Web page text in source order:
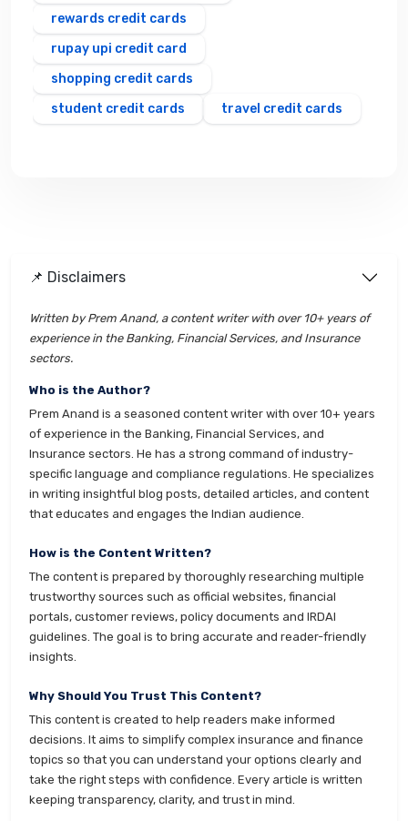
rewards credit cards
rupay upi credit card
shopping credit cards
student credit cards
travel credit cards
📌 Disclaimers
Written by Prem Anand, a content writer with over 10+ years of
experience in the Banking, Financial Services, and Insurance
sectors.
Who is the Author?
Prem Anand is a seasoned content writer with over 10+ years
of experience in the Banking, Financial Services, and
Insurance sectors. He has a strong command of industry-
specific language and compliance regulations. He specializes
in writing insightful blog posts, detailed articles, and content
that educates and engages the Indian audience.
How is the Content Written?
The content is prepared by thoroughly researching multiple
trustworthy sources such as official websites, financial
portals, customer reviews, policy documents and IRDAI
guidelines. The goal is to bring accurate and reader-friendly
insights.
Why Should You Trust This Content?
This content is created to help readers make informed
decisions. It aims to simplify complex insurance and finance
topics so that you can understand your options clearly and
take the right steps with confidence. Every article is written
keeping transparency, clarity, and trust in mind.